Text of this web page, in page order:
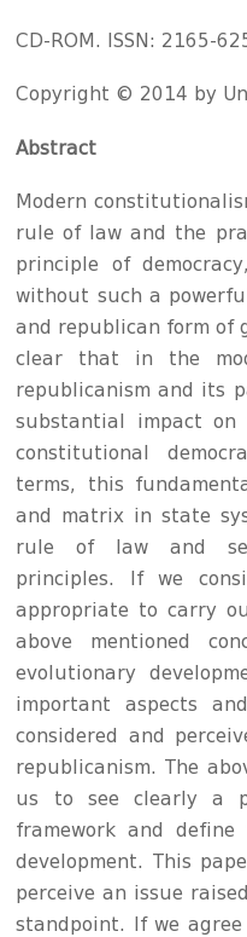
CD-ROM. ISSN: 2165-
Copyright © 2014 by
Abstract
Modern
rule of law and the
principle of
without such a
and republican form of
clear that in the
republicanism and its
substantial impact
constitutional
terms, this
and matrix in state
rule of law and
principles. If we
appropriate to carry
above mentioned
evolutionary
important aspects
considered and
republicanism. The
us to see clearly a
framework and
development. This
perceive an issue
standpoint. If we